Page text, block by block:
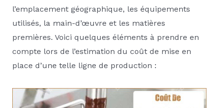
l’emplacement géographique, les équipements
utilisés, la main-d’œuvre et les matières
premières. Voici quelques éléments à prendre en
compte lors de l’estimation du coût de mise en
place d’une telle ligne de production :